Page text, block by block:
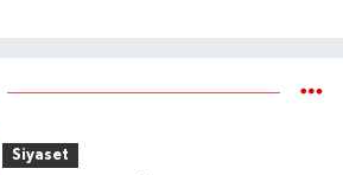
Siyaset